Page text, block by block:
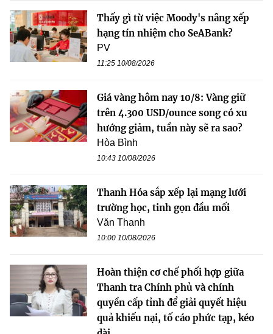
Thấy gì từ việc Moody's nâng xếp
hạng tín nhiệm cho SeABank?
PV
11:25 10/08/2026
Giá vàng hôm nay 10/8: Vàng giữ
trên 4.300 USD/ounce song có xu
hướng giảm, tuần này sẽ ra sao?
Hòa Bình
10:43 10/08/2026
Thanh Hóa sắp xếp lại mạng lưới
trường học, tinh gọn đầu mối
Văn Thanh
10:00 10/08/2026
Hoàn thiện cơ chế phối hợp giữa
Thanh tra Chính phủ và chính
quyền cấp tỉnh để giải quyết hiệu
quả khiếu nại, tố cáo phức tạp, kéo